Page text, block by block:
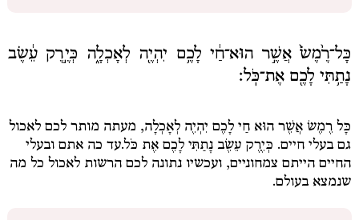
כָּל־רֶ֙מֶשׂ֙ אֲשֶׁ֣ר הוּא־חַ֔י לָכֶ֥ם יִהְיֶ֖ה לְאָכְלָ֑ה כְּיֶ֣רֶק עֵ֔שֶׂב
נָתַ֥תִּי לָכֶ֖ם אֶת־כֹּֽל׃
כָּל רֶמֶשׂ אֲשֶׁר הוּא חַי לָכֶם יִהְיֶה לְאָכְלָה, מעתה מותר לכם לאכול
גם בעלי חיים. כְּיֶרֶק עֵשֶׂב נָתַתִּי לָכֶם אֶת כֹּל.עד כה אתם ובעלי
החיים הייתם צמחוניים, ועכשיו נתונה לכם הרשות לאכול כל מה
שנמצא בעולם.